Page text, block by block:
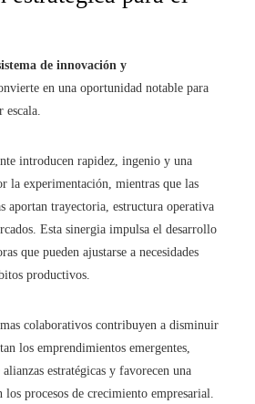
de innovación y
en una oportunidad notable para
introducen rapidez, ingenio y una
la experimentación, mientras que las
aportan trayectoria, estructura operativa
Esta sinergia impulsa el desarrollo
que pueden ajustarse a necesidades
productivos.
colaborativos contribuyen a disminuir
los emprendimientos emergentes,
estratégicas y favorecen una
procesos de crecimiento empresarial.